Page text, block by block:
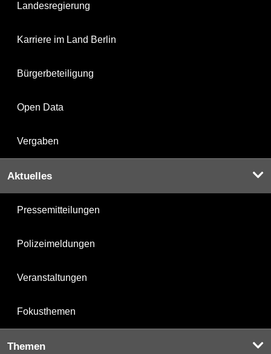
Landesregierung
Karriere im Land Berlin
Bürgerbeteiligung
Open Data
Vergaben
Aktuelles
Pressemitteilungen
Polizeimeldungen
Veranstaltungen
Fokusthemen
Themen